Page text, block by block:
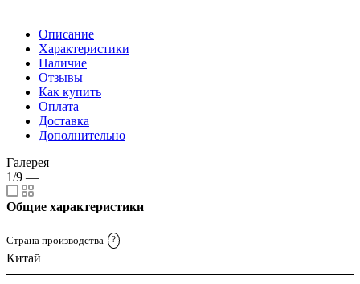
Описание
Характеристики
Наличие
Отзывы
Как купить
Оплата
Доставка
Дополнительно
Галерея
1/9 —
Общие характеристики
Страна производства ?
Китай